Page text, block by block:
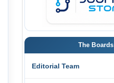
The Boards
Editorial Team